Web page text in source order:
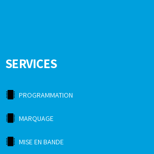
SERVICES
PROGRAMMATION
MARQUAGE
MISE EN BANDE